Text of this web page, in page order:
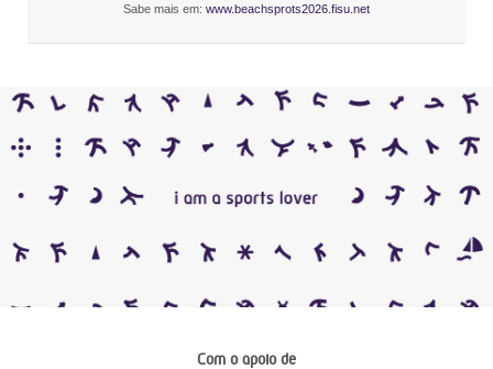
Sabe mais em: www.beachsprots2026.fisu.net
Com o apoio de